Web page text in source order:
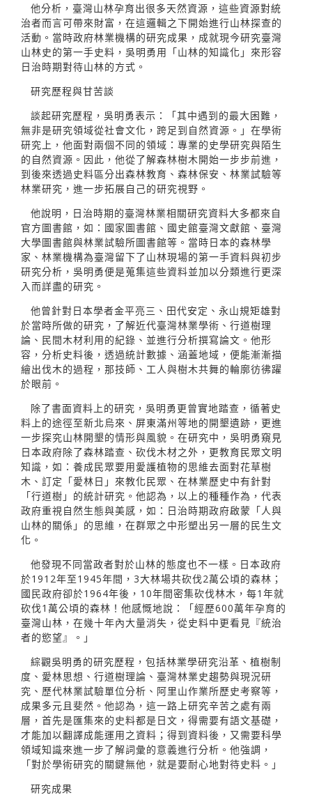
他分析，臺灣山林孕育出很多天然資源，這些資源對統
治者而言可帶來財富，在這邏輯之下開始進行山林探查的
活動。當時政府林業機構的研究成果，成就現今研究臺灣
山林史的第一手史料，吳明勇用「山林的知識化」來形容
日治時期對待山林的方式。
研究歷程與甘苦談
談起研究歷程，吳明勇表示：「其中遇到的最大困難，
無非是研究領域從社會文化，跨足到自然資源。」在學術
研究上，他面對兩個不同的領域：專業的史學研究與陌生
的自然資源。因此，他從了解森林樹木開始一步步前進，
到後來透過史料區分出森林教育、森林保安、林業試驗等
林業研究，進一步拓展自己的研究視野。
他說明，日治時期的臺灣林業相關研究資料大多都來自
官方圖書館，如：國家圖書館、國史館臺灣文獻館、臺灣
大學圖書館與林業試驗所圖書館等。當時日本的森林學
家、林業機構為臺灣留下了山林現場的第一手資料與初步
研究分析，吳明勇便是蒐集這些資料並加以分類進行更深
入而詳盡的研究。
他曾針對日本學者金平亮三、田代安定、永山規矩雄對
於當時所做的研究，了解近代臺灣林業學術、行道樹理
論、民間木材利用的紀錄、並進行分析撰寫論文。他形
容，分析史料後，透過統計數據、涵蓋地域，便能漸漸描
繪出伐木的過程，那技師、工人與樹木共舞的輪廓彷彿躍
於眼前。
除了書面資料上的研究，吳明勇更曾實地踏查，循著史
料上的途徑至新北烏來、屏東滿州等地的開墾遺跡，更進
一步探究山林開墾的情形與風貌。在研究中，吳明勇窺見
日本政府除了森林踏查、砍伐木材之外，更教育民眾文明
知識，如：養成民眾要用愛護植物的思維去面對花草樹
木、訂定「愛林日」來教化民眾、在林業歷史中有針對
「行道樹」的統計研究。他認為，以上的種種作為，代表
政府重視自然生態與美感，如：日治時期政府啟蒙「人與
山林的關係」的思維，在群眾之中形塑出另一層的民生文
化。
他發現不同當政者對於山林的態度也不一樣。日本政府
於1912年至1945年間，3大林場共砍伐2萬公頃的森林；
國民政府卻於1964年後，10年間密集砍伐林木，每1年就
砍伐1萬公頃的森林！他感慨地說：「經歷600萬年孕育的
臺灣山林，在幾十年內大量消失，從史料中更看見『統治
者的慾望』。」
綜觀吳明勇的研究歷程，包括林業學研究沿革、植樹制
度、愛林思想、行道樹理論、臺灣林業史趨勢與現況研
究、歷代林業試驗單位分析、阿里山作業所歷史考察等，
成果多元且斐然。他認為，這一路上研究辛苦之處有兩
層，首先是匯集來的史料都是日文，得需要有語文基礎，
才能加以翻譯成能運用之資料；得到資料後，又需要科學
領域知識來進一步了解詞彙的意義進行分析。他強調，
「對於學術研究的關鍵無他，就是要耐心地對待史料。」
研究成果